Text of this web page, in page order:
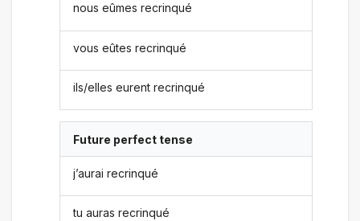
nous eûmes recrinqué
vous eûtes recrinqué
ils/elles eurent recrinqué
Future perfect tense
j’aurai recrinqué
tu auras recrinqué